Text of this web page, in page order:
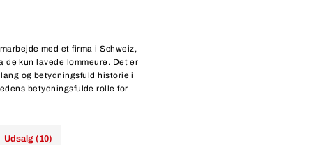
med et firma i Schweiz,
de kun lavede lommeure. Det er
og betydningsfuld historie i
betydningsfulde rolle for
Udsalg (10)